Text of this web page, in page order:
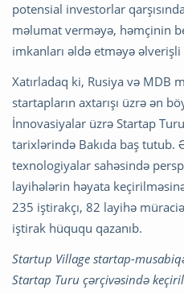
potensial investorlar
məlumat verməyə, həmçinin
imkanları əldə etməyə
Xatırladaq ki, Rusiya və MDB
startapların axtarışı üzrə ən
İnnovasiyalar üzrə Startap
tarixlərində Bakıda baş tutub.
texnologiyalar sahəsində
layihələrin həyata
235 iştirakçı, 82 layihə
iştirak hüququ qazanıb.
Startup Village startap-
Startap Turu çərçivəsində